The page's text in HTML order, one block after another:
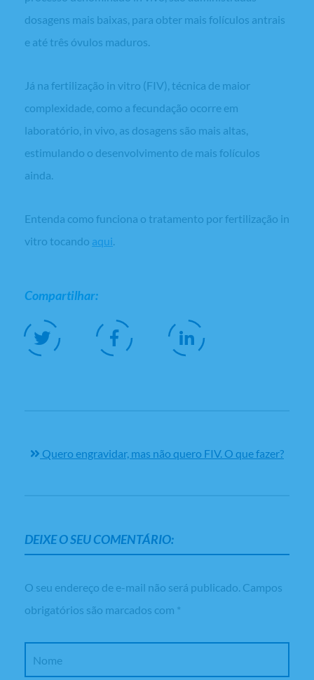
dosagens mais baixas, para obter mais folículos antrais
e até três óvulos maduros.
Já na fertilização in vitro (FIV), técnica de maior
complexidade, como a fecundação ocorre em
laboratório, in vivo, as dosagens são mais altas,
estimulando o desenvolvimento de mais folículos
ainda.
Entenda como funciona o tratamento por fertilização in
vitro tocando aqui.
Compartilhar:
Quero engravidar, mas não quero FIV. O que fazer?
DEIXE O SEU COMENTÁRIO:
O seu endereço de e-mail não será publicado. Campos
obrigatórios são marcados com *